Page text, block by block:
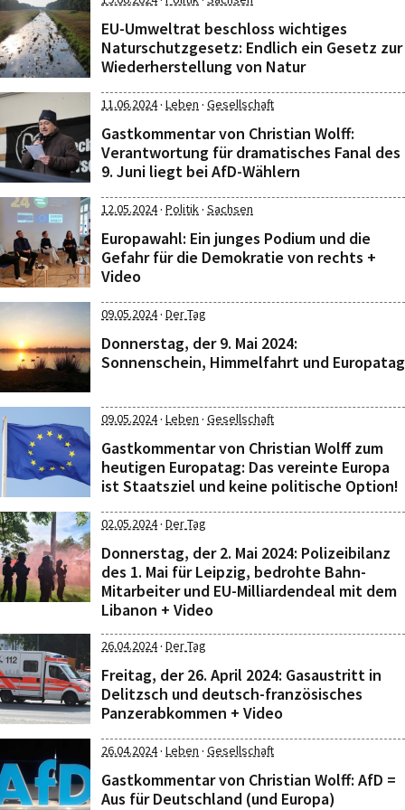
EU-Umweltrat beschloss wichtiges
Naturschutzgesetz: Endlich ein Gesetz zur
Wiederherstellung von Natur
11.06.2024· Leben · Gesellschaft
Gastkommentar von Christian Wolff:
Verantwortung für dramatisches Fanal des
9. Juni liegt bei AfD-Wählern
12.05.2024· Politik· Sachsen
Europawahl: Ein junges Podium und die
Gefahr für die Demokratie von rechts +
Video
09.05.2024· Der Tag
Donnerstag, der 9. Mai 2024:
Sonnenschein, Himmelfahrt und Europatag
09.05.2024· Leben · Gesellschaft
Gastkommentar von Christian Wolff zum
heutigen Europatag: Das vereinte Europa
ist Staatsziel und keine politische Option!
02.05.2024· Der Tag
Donnerstag, der 2. Mai 2024: Polizeibilanz
des 1. Mai für Leipzig, bedrohte Bahn-
Mitarbeiter und EU-Milliardendeal mit dem
Libanon + Video
26.04.2024· Der Tag
Freitag, der 26. April 2024: Gasaustritt in
Delitzsch und deutsch-französisches
Panzerabkommen + Video
26.04.2024· Leben · Gesellschaft
Gastkommentar von Christian Wolff: AfD =
Aus für Deutschland (und Europa)